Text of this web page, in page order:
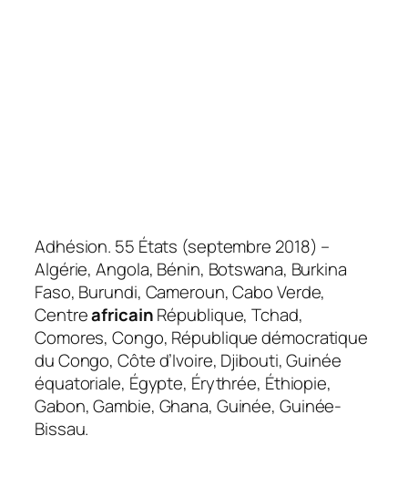
Adhésion. 55 États (septembre 2018) –
Algérie, Angola, Bénin, Botswana, Burkina
Faso, Burundi, Cameroun, Cabo Verde,
CentreafricainRépublique, Tchad,
Comores, Congo, République démocratique
du Congo, Côte d’Ivoire, Djibouti, Guinée
équatoriale, Égypte, Érythrée, Éthiopie,
Gabon, Gambie, Ghana, Guinée, Guinée-
Bissau.